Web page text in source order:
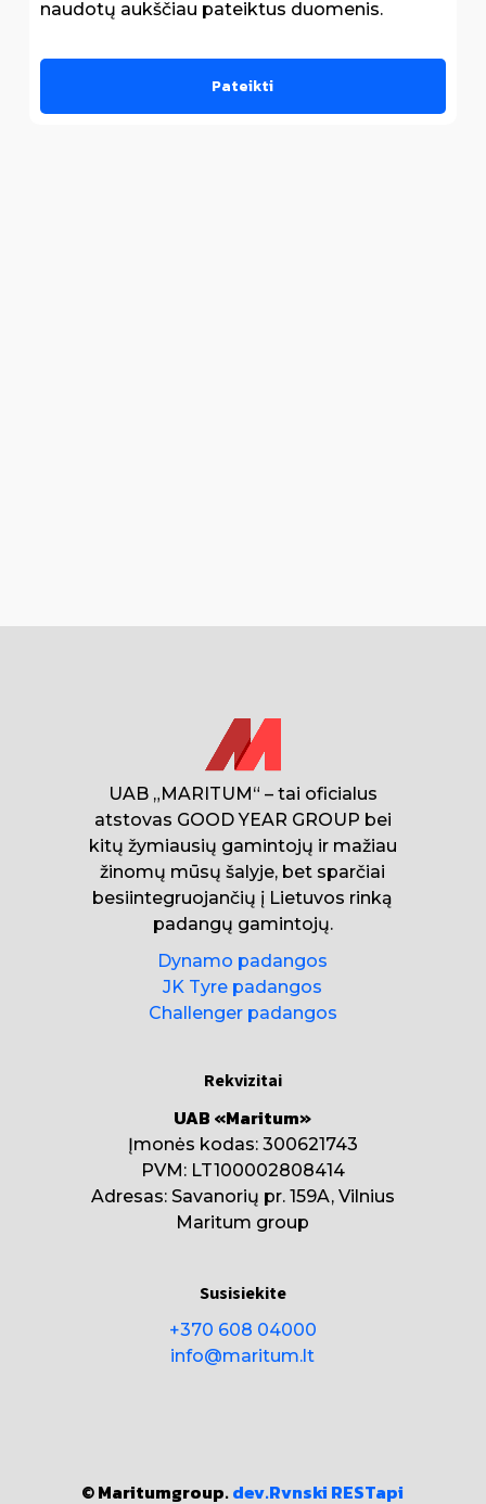
naudotų aukščiau pateiktus duomenis.
UAB „MARITUM“ – tai oficialus
atstovas GOOD YEAR GROUP bei
kitų žymiausių gamintojų ir mažiau
žinomų mūsų šalyje, bet sparčiai
besiintegruojančių į Lietuvos rinką
padangų gamintojų.
Dynamo padangos
JK Tyre padangos
Challenger padangos
Rekvizitai
UAB «Maritum»
Įmonės kodas: 300621743
PVM: LT100002808414
Adresas: Savanorių pr. 159A, Vilnius
Maritum group
Susisiekite
+370 608 04000
info@maritum.lt
© Maritumgroup.dev.Rvnski RESTapi